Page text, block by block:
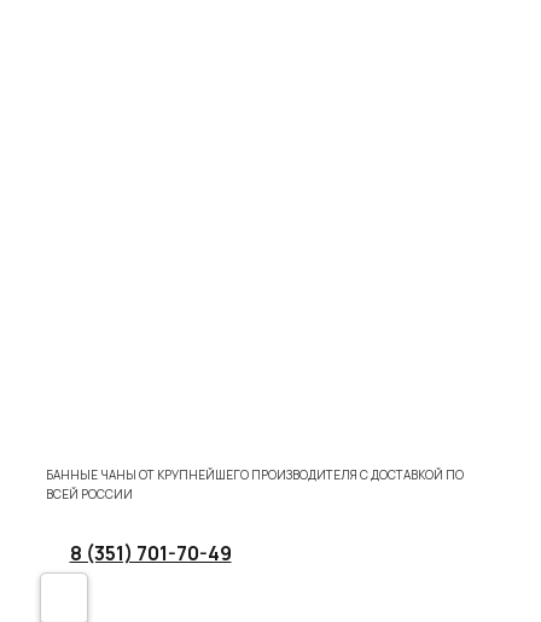
БАННЫЕ ЧАНЫ ОТ КРУПНЕЙШЕГО ПРОИЗВОДИТЕЛЯ С ДОСТАВКОЙ ПО
ВСЕЙ РОССИИ
8 (351) 701-70-49